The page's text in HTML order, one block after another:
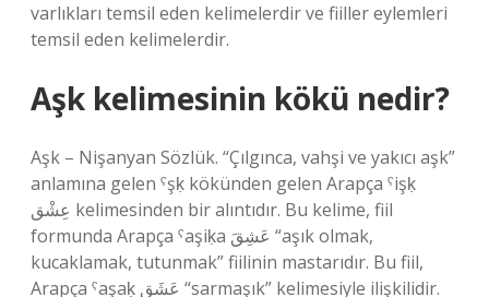
varlıkları temsil eden kelimelerdir ve fiiller eylemleri
temsil eden kelimelerdir.
Aşk kelimesinin kökü nedir?
Aşk – Nişanyan Sözlük. “Çılgınca, vahşi ve yakıcı aşk”
anlamına gelen ˁşḳ kökünden gelen Arapça ˁişḳ
عِشْق kelimesinden bir alıntıdır. Bu kelime, fiil
formunda Arapça ˁaşiḳa عَشِقَ “aşık olmak,
kucaklamak, tutunmak” fiilinin mastarıdır. Bu fiil,
Arapça ˁaşaḳ عَشَق “sarmaşık” kelimesiyle ilişkilidir.